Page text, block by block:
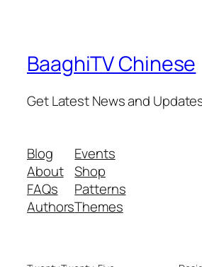
BaaghiTV Chinese
Get Latest News and
Blog
About
FAQs
Authors
Events
Shop
Patterns
Themes